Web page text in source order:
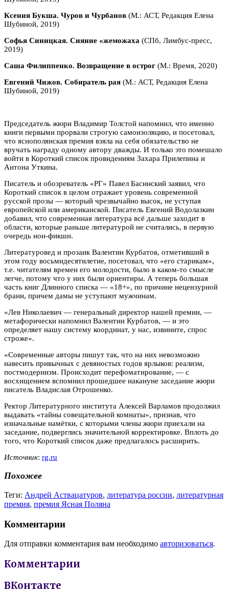
Ксения Букша. Чуров и Чурбанов (М.: АСТ, Редакция Елена
Шубиной, 2019)
Софья Синицкая. Сияние «жеможаха (CПб, Лимбус-пресс,
2019)
Саша Филиппенко. Возвращение в острог (М.: Время, 2020)
Евгений Чижов. Собиратель рая (М.: АСТ, Редакция Елена
Шубиной, 2019)
Председатель жюри Владимир Толстой напомнил, что именно
книги первыми прорвали строгую самоизоляцию, и посетовал,
что яснополянская премия взяла на себя обязательство не
вручать награду одному автору дважды. И только это помешало
войти в Короткий список провидениям Захара Прилепина и
Антона Уткина.
Писатель и обозреватель «РГ» Павел Басинский заявил, что
Короткий список в целом отражает уровень современной
русской прозы — который чрезвычайно высок, не уступая
европейской или американской. Писатель Евгений Водолазкин
добавил, что современная литература всё дальше заходит в
области, которые раньше литературой не считались, в первую
очередь нон-фикшн.
Литературовед и прозаик Валентин Курбатов, отметивший в
этом году восьмидесятилетие, посетовал, что «его старикам»,
т.е. читателям времен его молодости, было в каком-то смысле
легче, потому что у них были ориентиры. А теперь большая
часть книг Длинного списка — «18+», по причине нецензурной
брани, причем дамы не уступают мужчинам.
«Лев Николаевич — генеральный директор нашей премии, —
метафорически напомнил Валентин Курбатов, — и это
определяет нашу систему координат, у нас, извините, спрос
строже».
«Современные авторы пишут так, что на них невозможно
навесить привычных с девяностых годов ярлыков: реализм,
постмодернизм. Происходит перефоматирование, — с
восхищением вспомнил прошедшее накануне заседание жюри
писатель Владислав Отрошенко.
Ректор Литературного института Алексей Варламов продолжил
выдавать «тайны совещательной комнаты», признав, что
изначальные намётки, с которыми члены жюри приехали на
заседание, подверглись значительной корректировке. Вплоть до
того, что Короткий список даже предлагалось расширить.
Источник: rg.ru
Похожее
Теги: Андрей Аствацатуров, литература россии, литературная
премия, премия Ясная Поляна
Комментарии
Для отправки комментария вам необходимо авторизоваться.
Комментарии
ВКонтакте